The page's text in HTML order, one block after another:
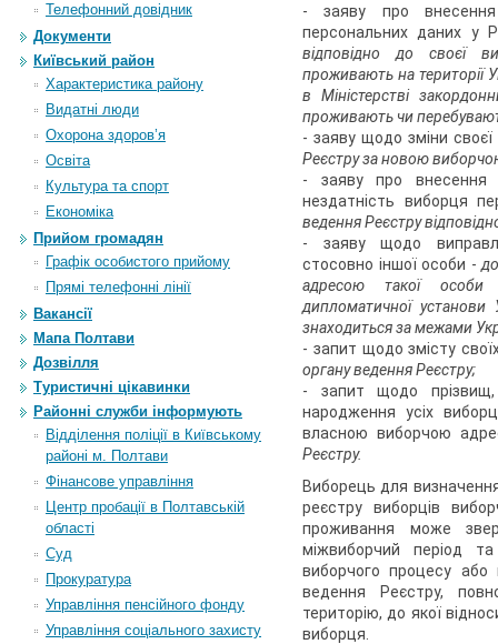
Телефонний довідник
Документи
Київський район
Характеристика району
Видатні люди
Охорона здоров’я
Освіта
Культура та спорт
Економіка
Прийом громадян
Графік особистого прийому
Прямі телефонні лінії
Вакансії
Мапа Полтави
Дозвілля
Туристичні цікавинки
Районні служби інформують
Відділення поліції в Київському
районі м. Полтави
Фінансове управління
Центр пробації в Полтавській
області
Суд
Прокуратура
Управління пенсійного фонду
Управління соціального захисту
- заяву про внесення
персональних даних у
відповідно до своєї
проживають на території
в Міністерстві
проживають чи
- заяву щодо зміни
Реєстру за новою
- заяву про внесення
нездатність виборця
ведення Реєстру
- заяву щодо
стосовно іншої особи -
адресою такої особи
дипломатичної
знаходиться за межами
- запит щодо змісту
органу ведення Реєстру;
- запит щодо прізвищ,
народження усіх
власною виборчою
Реєстру.
Виборець для
реєстру виборців
проживання може
міжвиборчий період
виборчого процесу
ведення Реєстру,
територію, до якої
виборця.